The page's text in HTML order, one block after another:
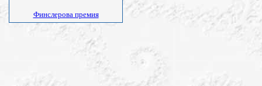
Финслерова премия